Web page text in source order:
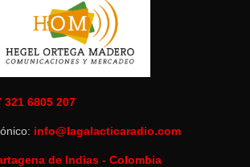
321 6805 207
info@lagalacticaradio.com
de Indias - Colombia